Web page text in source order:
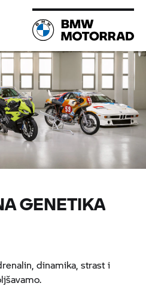
GENETIKA
dinamika, strast i